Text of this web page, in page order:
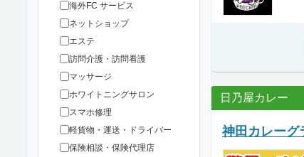
海外FC サービス
ネットショップ
エステ
訪問介護・訪問看護
マッサージ
ホワイトニングサロン
スマホ修理
軽貨物・運送・ドライバー
保険相談・保険代理店
日乃屋カレー
神田カレーグ